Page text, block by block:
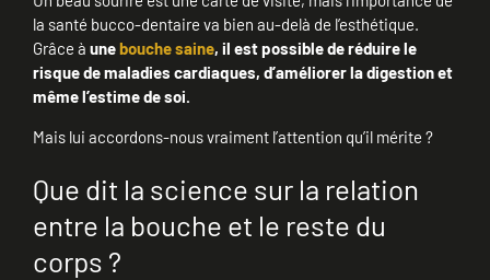
la santé bucco-dentaire va bien au-delà de l’esthétique.
Grâce à unebouche saine, il est possible de réduire le
risque de maladies cardiaques, d’améliorer la digestion et
même l’estime de soi.
Mais lui accordons-nous vraiment l’attention qu’il mérite ?
Que dit la science sur la relation
entre la bouche et le reste du
corps ?